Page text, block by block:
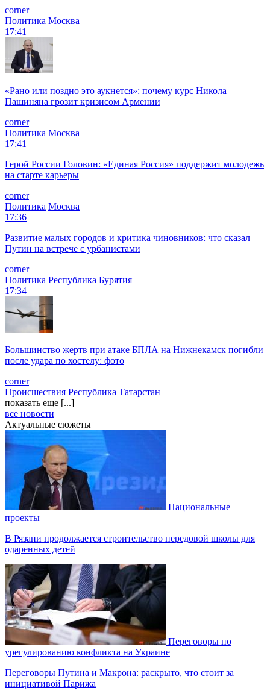
corner
Политика Москва
17:41
«Рано или поздно это аукнется»: почему курс Никола
Пашиняна грозит кризисом Армении
corner
Политика Москва
17:41
Герой России Головин: «Единая Россия» поддержит молодежь
на старте карьеры
corner
Политика Москва
17:36
Развитие малых городов и критика чиновников: что сказал
Путин на встрече с урбанистами
corner
Политика Республика Бурятия
17:34
Большинство жертв при атаке БПЛА на Нижнекамск погибли
после удара по хостелу: фото
corner
Происшествия Республика Татарстан
показать еще [...]
все новости
Актуальные сюжеты
Национальные
проекты
В Рязани продолжается строительство передовой школы для
одаренных детей
Переговоры по
урегулированию конфликта на Украине
Переговоры Путина и Макрона: раскрыто, что стоит за
инициативой Парижа